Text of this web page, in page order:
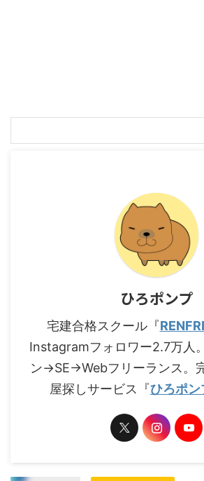
ひろポンプ
宅建合格スクール『
Instagramフォロワー2.7万人
ン→SE→Webフリーランス。
屋探しサービス『ひろポン